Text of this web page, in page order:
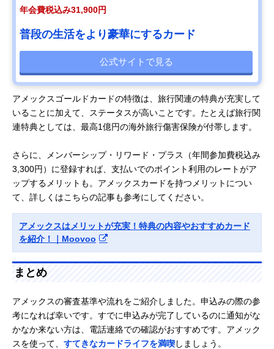
年会費税込み31,900円
普段の生活をより豪華にするカード
公式サイトで見る
アメックスゴールドカードの特徴は、旅行関連の特典が充実して
いることに加えて、ステータスが高いことです。たとえば旅行関
連特典としては、最高1億円の海外旅行傷害保険が付帯します。
さらに、メンバーシップ・リワード・プラス（年間参加費税込み
3,300円）に登録すれば、支払いでのポイント利用のレートがア
ップするメリットも。アメックスカードを持つメリットについ
て、詳しくはこちらの記事も参考にしてください。
アメックスはメリットが充実！特典の内容やおすすめカード
を紹介！｜Moovoo
まとめ
アメックスの審査基準や流れをご紹介しました。申込みの際の参
考になれば幸いです。すでに申込みが完了しているのに通知がな
かなか来ない方は、電話連絡での確認がおすすめです。アメック
スを使って、 すてきなカードライフを満喫しましょう。